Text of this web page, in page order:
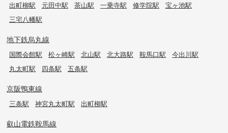
出町柳駅 元田中駅 茶山駅 一乗寺駅 修学院駅
宝ヶ池駅
三宅八幡駅
地下鉄烏丸線
国際会館駅 松ヶ崎駅 北山駅 北大路駅 鞍馬口駅
今出川駅
丸太町駅
四条駅 五条駅
京阪鴨東線
三条駅 神宮丸太町駅 出町柳駅
叡山電鉄鞍馬線